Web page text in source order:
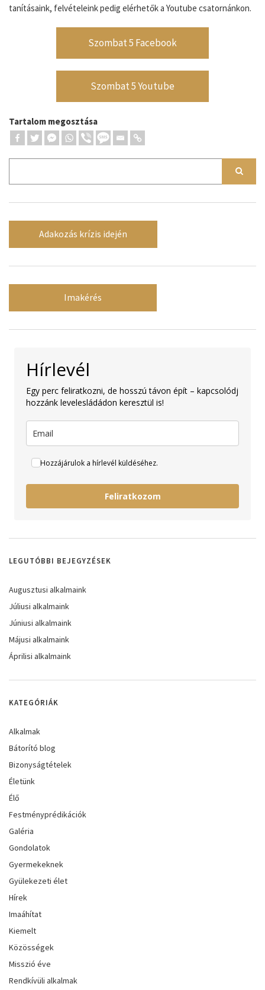
tanításaink, felvételeink pedig elérhetők a Youtube csatornánkon.
Szombat 5 Facebook
Szombat 5 Youtube
Tartalom megosztása
Adakozás krízis idején
Imakérés
Hírlevél
Egy perc feliratkozni, de hosszú távon épít – kapcsolódj
hozzánk levelesládádon keresztül is!
Hozzájárulok a hírlevél küldéséhez.
Feliratkozom
LEGUTÓBBI BEJEGYZÉSEK
Augusztusi alkalmaink
Júliusi alkalmaink
Júniusi alkalmaink
Májusi alkalmaink
Áprilisi alkalmaink
KATEGÓRIÁK
Alkalmak
Bátorító blog
Bizonyságtételek
Életünk
Élő
Festményprédikációk
Galéria
Gondolatok
Gyermekeknek
Gyülekezeti élet
Hírek
Imaáhítat
Kiemelt
Közösségek
Misszió éve
Rendkívüli alkalmak